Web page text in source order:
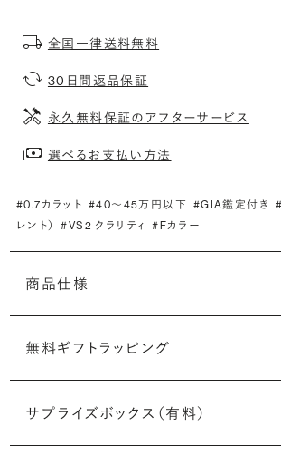
全国一律送料無料
30日間返品保証
永久無料保証のアフターサービス
選べるお支払い方法
#0.7カラット #40〜45万円以下 #GIA鑑定付き
レント）
#VS2 クラリティ #Fカラー
商品仕様
無料ギフトラッピング
サプライズボックス（有料）